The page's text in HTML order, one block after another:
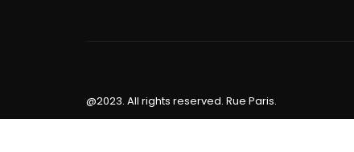
@2023. All rights reserved. Rue Paris.